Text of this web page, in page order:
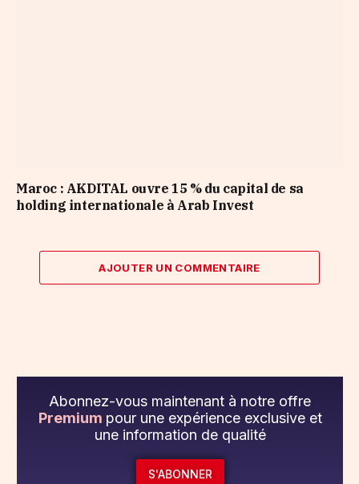
Maroc : AKDITAL ouvre 15 % du capital de sa
holding internationale à Arab Invest
AJOUTER UN COMMENTAIRE
Abonnez-vous maintenant à notre offre
Premium pour une expérience exclusive et
une information de qualité
S'ABONNER